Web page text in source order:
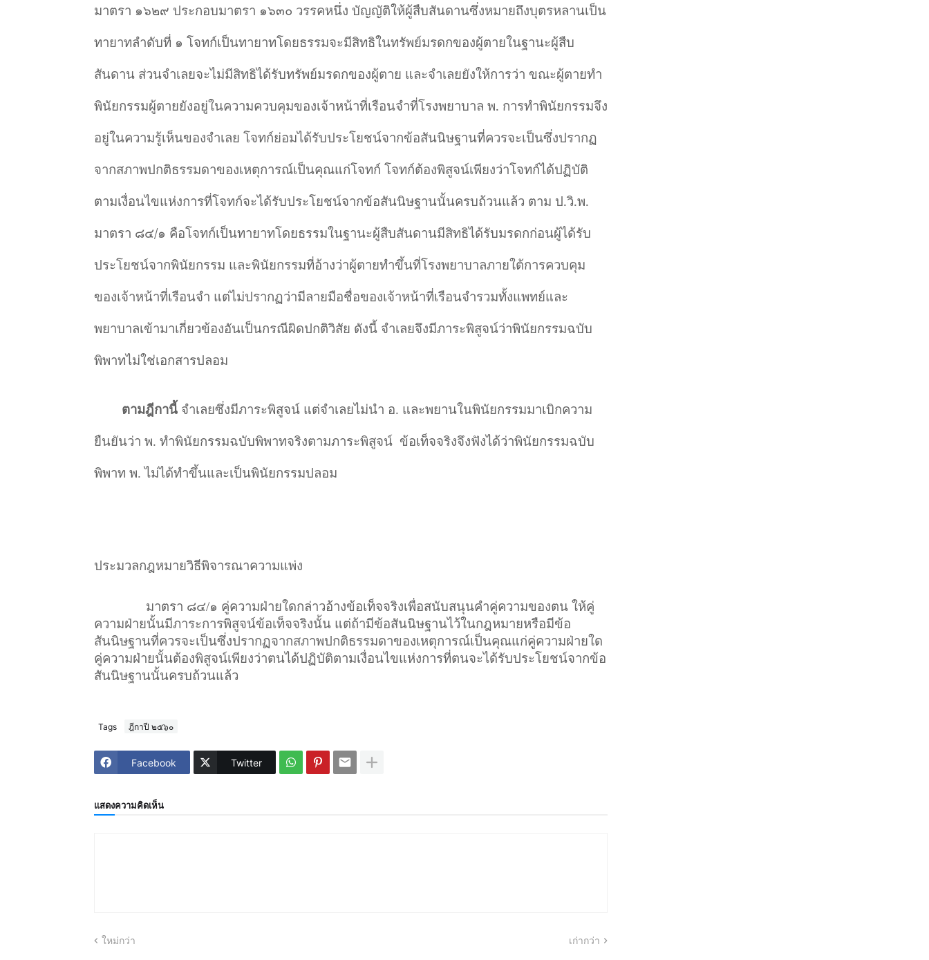
มาตรา ๑๖๒๙ ประกอบมาตรา ๑๖๓๐ วรรคหนึ่ง บัญญัติให้ผู้สืบสันดานซึ่งหมายถึงบุตรหลานเป็น
ทายาทลำดับที่ ๑ โจทก์เป็นทายาทโดยธรรมจะมีสิทธิในทรัพย์มรดกของผู้ตายในฐานะผู้สืบ
สันดาน ส่วนจำเลยจะไม่มีสิทธิได้รับทรัพย์มรดกของผู้ตาย และจำเลยยังให้การว่า ขณะผู้ตายทำ
พินัยกรรมผู้ตายยังอยู่ในความควบคุมของเจ้าหน้าที่เรือนจำที่โรงพยาบาล พ. การทำพินัยกรรมจึง
อยู่ในความรู้เห็นของจำเลย โจทก์ย่อมได้รับประโยชน์จากข้อสันนิษฐานที่ควรจะเป็นซึ่งปรากฏ
จากสภาพปกติธรรมดาของเหตุการณ์เป็นคุณแก่โจทก์ โจทก์ต้องพิสูจน์เพียงว่าโจทก์ได้ปฏิบัติ
ตามเงื่อนไขแห่งการที่โจทก์จะได้รับประโยชน์จากข้อสันนิษฐานนั้นครบถ้วนแล้ว ตาม ป.วิ.พ.
มาตรา ๘๔/๑ คือโจทก์เป็นทายาทโดยธรรมในฐานะผู้สืบสันดานมีสิทธิได้รับมรดกก่อนผู้ได้รับ
ประโยชน์จากพินัยกรรม และพินัยกรรมที่อ้างว่าผู้ตายทำขึ้นที่โรงพยาบาลภายใต้การควบคุม
ของเจ้าหน้าที่เรือนจำ แต่ไม่ปรากฏว่ามีลายมือชื่อของเจ้าหน้าที่เรือนจำรวมทั้งแพทย์และ
พยาบาลเข้ามาเกี่ยวข้องอันเป็นกรณีผิดปกติวิสัย ดังนี้ จำเลยจึงมีภาระพิสูจน์ว่าพินัยกรรมฉบับ
พิพาทไม่ใช่เอกสารปลอม
ตามฎีกานี้จำเลยซึ่งมีภาระพิสูจน์ แต่จำเลยไม่นำ อ. และพยานในพินัยกรรมมาเบิกความ
ยืนยันว่า พ. ทำพินัยกรรมฉบับพิพาทจริงตามภาระพิสูจน์ ข้อเท็จจริงจึงฟังได้ว่าพินัยกรรมฉบับ
พิพาท พ. ไม่ได้ทำขึ้นและเป็นพินัยกรรมปลอม
ประมวลกฎหมายวิธีพิจารณาความแพ่ง
มาตรา ๘๔/๑ คู่ความฝ่ายใดกล่าวอ้างข้อเท็จจริงเพื่อสนับสนุนคำคู่ความของตน ให้คู่
ความฝ่ายนั้นมีภาระการพิสูจน์ข้อเท็จจริงนั้น แต่ถ้ามีข้อสันนิษฐานไว้ในกฎหมายหรือมีข้อ
สันนิษฐานที่ควรจะเป็นซึ่งปรากฏจากสภาพปกติธรรมดาของเหตุการณ์เป็นคุณแก่คู่ความฝ่ายใด
คู่ความฝ่ายนั้นต้องพิสูจน์เพียงว่าตนได้ปฏิบัติตามเงื่อนไขแห่งการที่ตนจะได้รับประโยชน์จากข้อ
สันนิษฐานนั้นครบถ้วนแล้ว
Tags ฎีกาปี ๒๕๖๐
Facebook Twitter
แสดงความคิดเห็น
ใหม่กว่า เก่ากว่า